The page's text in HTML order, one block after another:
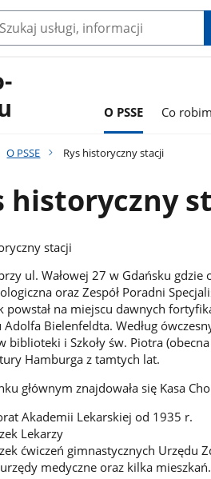
O PSSE Co
O PSSE Rys historyczny stacji
historyczny
stacji
ul. Wałowej 27 w Gdańsku
oraz Zespół Poradni
powstał na miejscu dawnych
Bielenfeldta. Według
biblioteki i Szkoły św. Piotra
Hamburga z tamtych lat.
głównym znajdowała się Kasa
Akademii Lekarskiej od 1935 r.
Lekarzy
ćwiczeń gimnastycznych Urzędu
medyczne oraz kilka mieszkań.